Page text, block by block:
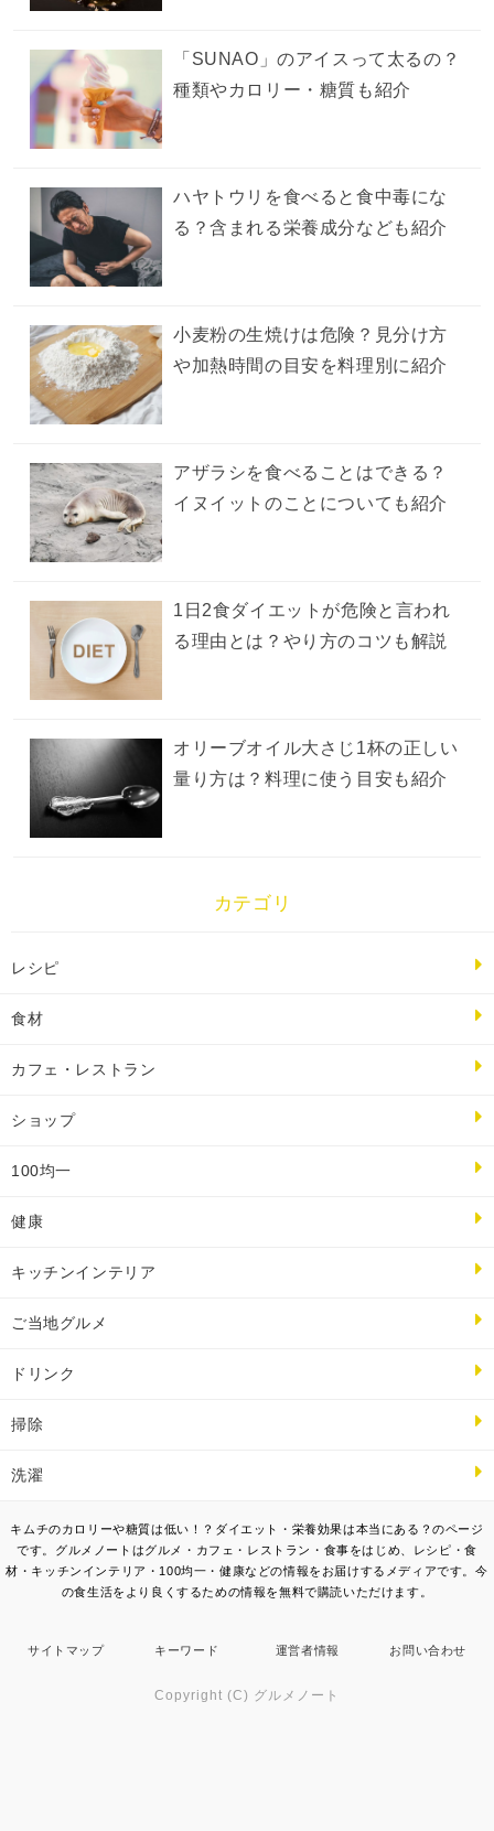
「SUNAO」のアイスって太るの？
種類やカロリー・糖質も紹介
ハヤトウリを食べると食中毒にな
る？含まれる栄養成分なども紹介
小麦粉の生焼けは危険？見分け方
や加熱時間の目安を料理別に紹介
アザラシを食べることはできる？
イヌイットのことについても紹介
1日2食ダイエットが危険と言われ
る理由とは？やり方のコツも解説
オリーブオイル大さじ1杯の正しい
量り方は？料理に使う目安も紹介
カテゴリ
レシピ
食材
カフェ・レストラン
ショップ
100均一
健康
キッチンインテリア
ご当地グルメ
ドリンク
掃除
洗濯
キムチのカロリーや糖質は低い！？ダイエット・栄養効果は本当にある？のページ
です。グルメノートはグルメ・カフェ・レストラン・食事をはじめ、レシピ・食
材・キッチンインテリア・100均一・健康などの情報をお届けするメディアです。今
の食生活をより良くするための情報を無料で購読いただけます。
サイトマップ キーワード 運営者情報 お問い合わせ
Copyright (C) グルメノート